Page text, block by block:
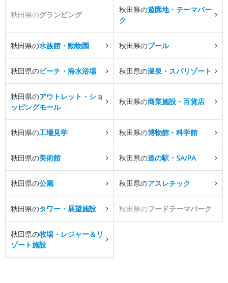
秋田県のグランピング
秋田県の遊園地・テーマパー
ク
秋田県の水族館・動物園 秋田県のプール
秋田県のビーチ・海水浴場 秋田県の温泉・スパリゾート
秋田県のアウトレット・ショ
ッピングモール
秋田県の商業施設・百貨店
秋田県の工場見学 秋田県の博物館・科学館
秋田県の美術館 秋田県の道の駅・SA/PA
秋田県の公園 秋田県のアスレチック
秋田県のタワー・展望施設 秋田県のフードテーマパーク
秋田県の牧場・レジャー＆リ
ゾート施設